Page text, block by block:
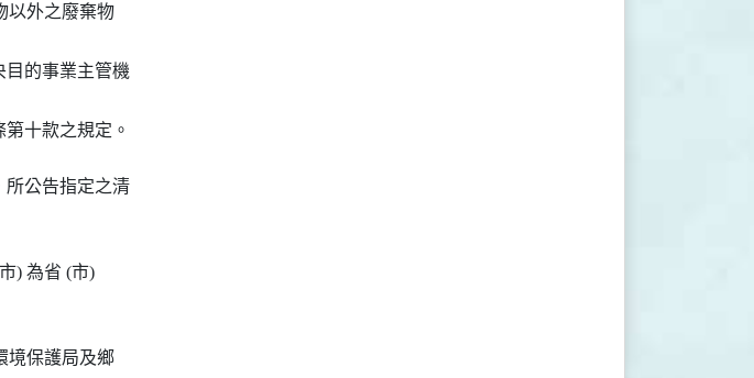
以外之廢棄物
目的事業主管機
所公告指定之清
) 為省 (市)
境保護局及鄉